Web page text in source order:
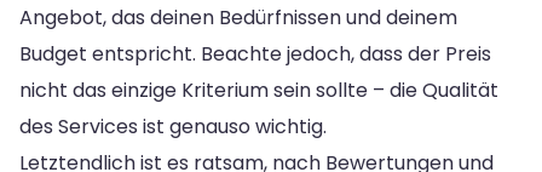
Angebot, das deinen Bedürfnissen und deinem
Budget entspricht. Beachte jedoch, dass der Preis
nicht das einzige Kriterium sein sollte – die Qualität
des Services ist genauso wichtig.
Letztendlich ist es ratsam, nach Bewertungen und